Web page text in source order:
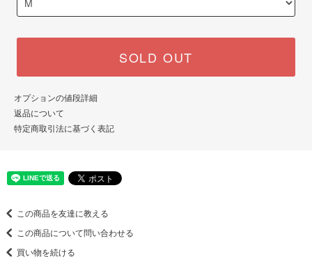
SOLD OUT
オプションの値段詳細
返品について
特定商取引法に基づく表記
この商品を友達に教える
この商品について問い合わせる
買い物を続ける